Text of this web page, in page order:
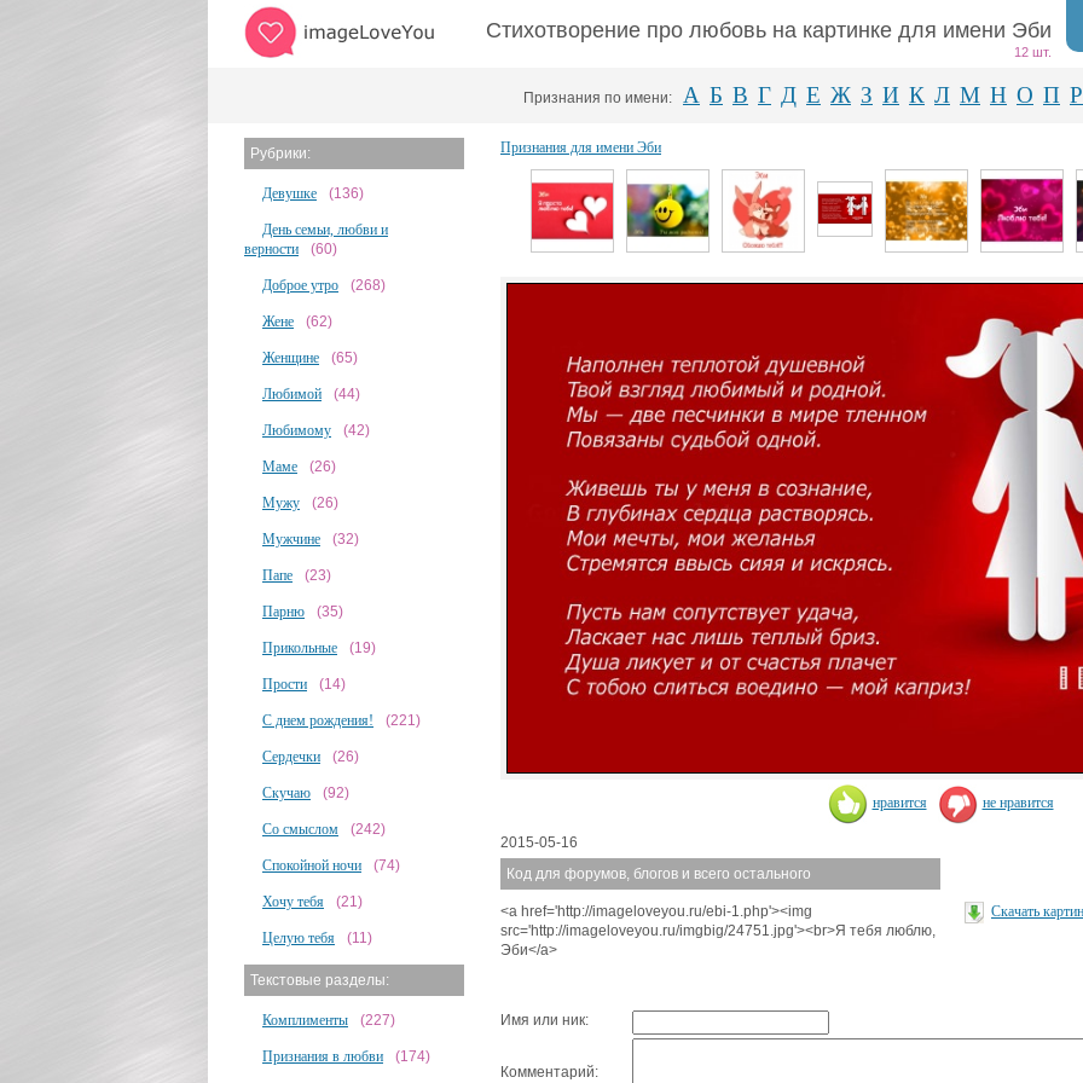
Стихотворение про любовь на картинке для имени Эби
12 шт.
Признания по имени: А Б В Г Д Е Ж З И К Л М Н О П Р
Рубрики:
Девушке (136)
День семьи, любви и
верности
(60)
Доброе утро (268)
Жене (62)
Женщине (65)
Любимой (44)
Любимому (42)
Маме (26)
Мужу (26)
Мужчине (32)
Папе (23)
Парню (35)
Прикольные (19)
Прости (14)
С днем рождения! (221)
Сердечки (26)
Скучаю (92)
Со смыслом (242)
Спокойной ночи (74)
Хочу тебя (21)
Целую тебя (11)
Текстовые разделы:
Комплименты (227)
Признания в любви (174)
Признания для имени Эби
нравится не нравится
2015-05-16
Код для форумов, блогов и всего остального
<a href='http://imageloveyou.ru/ebi-1.php'><img
src='http://imageloveyou.ru/imgbig/24751.jpg'><br>Я тебя люблю,
Эби</a>
Скачать
Имя или ник:
Комментарий: